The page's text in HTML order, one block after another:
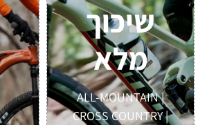
שיכוך
מלא
ALL-MOUNTAIN |
CROSS COUNTRY |